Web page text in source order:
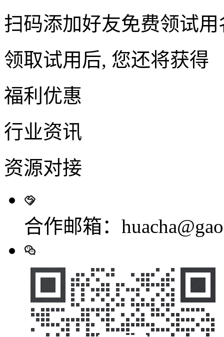
扫码添加好友免费领试用
领取试用后, 您还将获得
福利优惠
行业资讯
资源对接
合作邮箱：